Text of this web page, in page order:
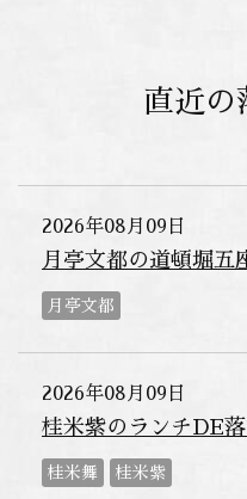
直近の
2026年08月09日
月亭文都の道頓堀五
月亭文都
2026年08月09日
桂米紫のランチDE
桂米舞 桂米紫